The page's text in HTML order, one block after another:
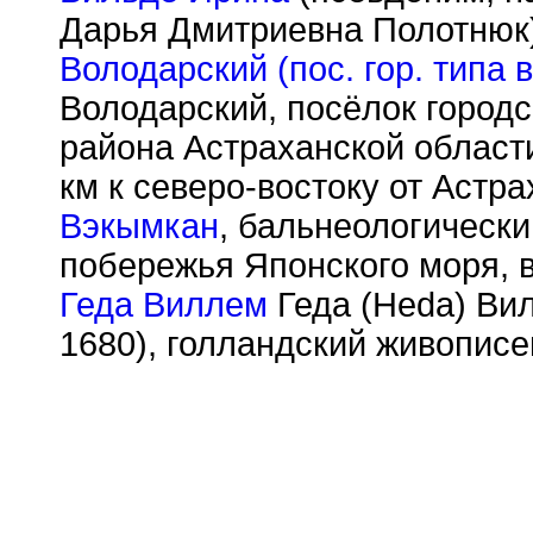
Дарья Дмитриевна
Володарский (пос. гор. типа
Володарский, посёлок
района Астраханской
км к северо-востоку от
Вэкымкан,
побережья Японского моря,
Геда Виллем Геда (Heda)
1680), голландский